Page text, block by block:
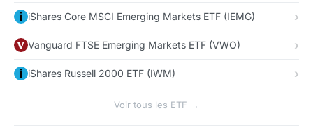
iShares Core MSCI Emerging Markets ETF (IEMG)
Vanguard FTSE Emerging Markets ETF (VWO)
iShares Russell 2000 ETF (IWM)
Voir tous les ETF →